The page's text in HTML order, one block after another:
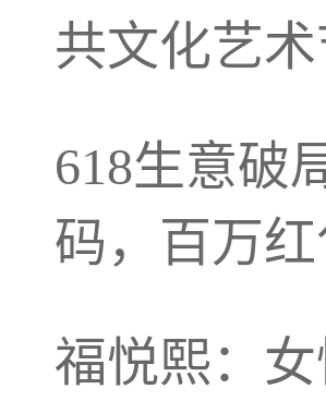
共文化艺
618生意破
码，百万
福悦熙：